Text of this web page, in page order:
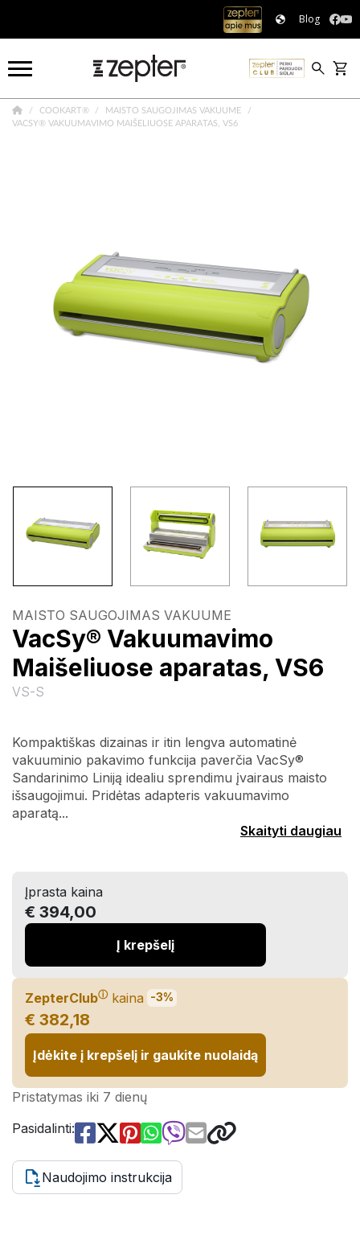
Blog
COOKART®
MAISTO SAUGOJIMAS VAKUUME
VACSY® VAKUUMAVIMO MAIŠELIUOSE APARATAS, VS6
MAISTO SAUGOJIMAS VAKUUME
VacSy® Vakuumavimo
Maišeliuose aparatas, VS6
VS-S
Kompaktiškas dizainas ir itin lengva automatinė
vakuuminio pakavimo funkcija paverčia VacSy®
Sandarinimo Liniją idealiu sprendimu įvairaus maisto
išsaugojimui. Pridėtas adapteris vakuumavimo
aparatą...
Skaityti daugiau
Įprasta kaina
€ 394,00
Į krepšelį
ZepterClubⓘ kaina -3%
€ 382,18
Įdėkite į krepšelį ir gaukite nuolaidą
Pristatymas iki 7 dienų
Pasidalinti:
Naudojimo instrukcija